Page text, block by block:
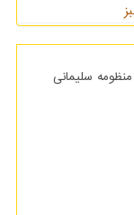
های منظومه سلیمانی